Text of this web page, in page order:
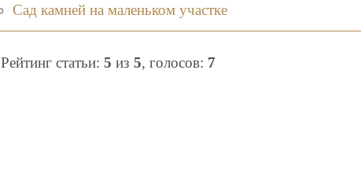
Сад камней на маленьком участке
Рейтинг статьи:5 из5, голосов: 7